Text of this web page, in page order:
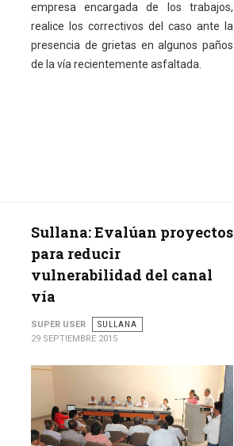
empresa encargada de los trabajos,
realice los correctivos del caso ante la
presencia de grietas en algunos paños
de la vía recientemente asfaltada.
Sullana: Evalúan proyectos
para reducir
vulnerabilidad del canal
vía
SUPER USER
SULLANA
29 SEPTIEMBRE 2015